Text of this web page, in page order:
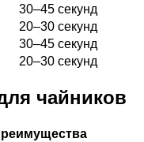
30–45 секунд
20–30 секунд
30–45 секунд
20–30 секунд
чайников